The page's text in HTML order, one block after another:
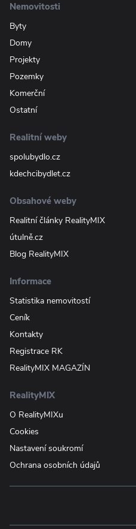
Nemovitosti
Byty
Domy
Projekty
Pozemky
Komerční
Ostatní
Realitní weby
spolubydlo.cz
kdechcibydlet.cz
Obsahové weby
Realitní články RealityMIX
útulně.cz
Blog RealityMIX
Informace
Statistika nemovitostí
Ceník
Kontakty
Registrace RK
RealityMIX MAGAZÍN
RealityMIX
O RealityMIXu
Cookies
Nastavení soukromí
Ochrana osobních údajů